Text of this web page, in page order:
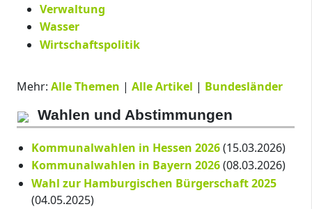
Verwaltung
Wasser
Wirtschaftspolitik
Mehr: Alle Themen | Alle Artikel | Bundesländer
Wahlen und Abstimmungen
Kommunalwahlen in Hessen 2026(15.03.2026)
Kommunalwahlen in Bayern 2026(08.03.2026)
Wahl zur Hamburgischen Bürgerschaft 2025
(04.05.2025)